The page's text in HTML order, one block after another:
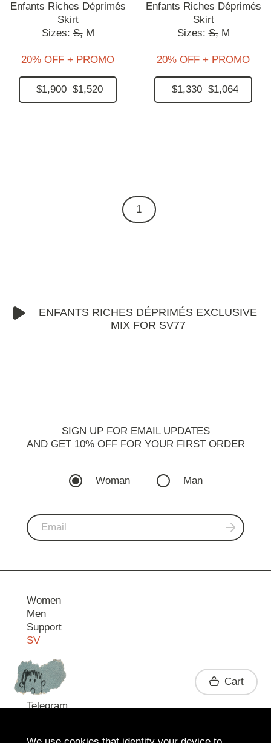
Enfants Riches Déprimés
Skirt
Sizes:S, M
20% OFF + PROMO
$1,900 $1,520
Enfants Riches Déprimés
Skirt
Sizes:S, M
20% OFF + PROMO
$1,330 $1,064
1
ENFANTS RICHES DÉPRIMÉS EXCLUSIVE
MIX FOR SV77
SIGN UP FOR EMAIL UPDATES
AND GET 10% OFF FOR YOUR FIRST ORDER
Woman Man
Women
Men
Support
SV
Contact
Telegram
Cart